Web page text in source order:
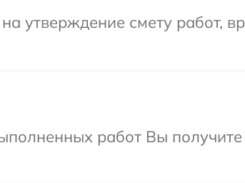
утверждение смету работ,
работ Вы